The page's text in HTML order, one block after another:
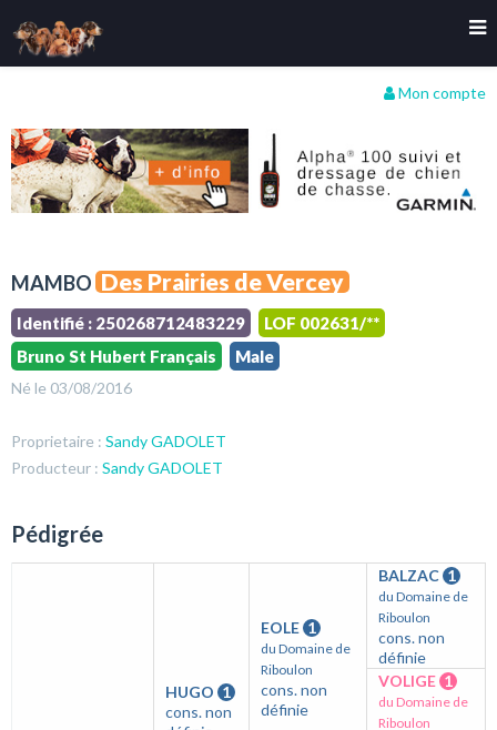
Mon compte
MAMBO Des Prairies de Vercey
Identifié : 250268712483229
LOF 002631/**
Bruno St Hubert Français
Male
Né le 03/08/2016
Proprietaire : Sandy GADOLET
Producteur : Sandy GADOLET
Pédigrée
HUGO 1
cons. non
EOLE 1
du Domaine de
Riboulon
cons. non
définie
BALZAC 1
du Domaine de
Riboulon
cons. non
définie
VOLIGE 1
du Domaine de
Riboulon